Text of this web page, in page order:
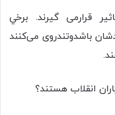
قرارمی گیرند. برخي
باشدوتندروی می‌کنند
انقلاب هستند؟